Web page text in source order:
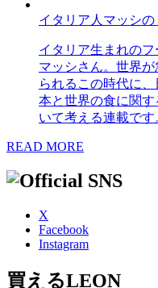
イタリア人マッシの
イタリア生まれのフ
マッシさん。世界
られるこの時代に
本と世界の食に関
いて考える連載です
READ MORE
X
Facebook
Instagram
買えるLEON